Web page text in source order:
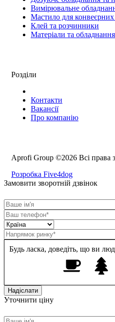
Вимірювальне
Мастило для конвеєрних
Клей та розчинники
Матеріали та обладнання
Розділи
Контакти
Вакансії
Про компанію
Aprofi Group ©2026 Всі права
Розробка Five4dog
Замовити зворотній дзвінок
Будь ласка, доведіть, що ви
Уточнити ціну